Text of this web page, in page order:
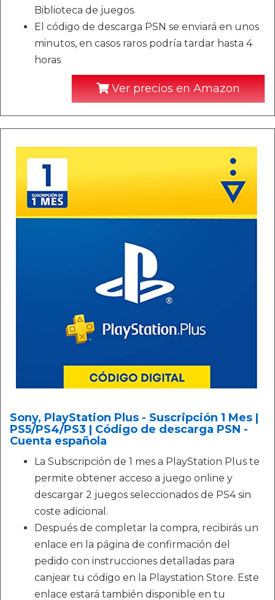
Biblioteca de juegos.
El código de descarga PSN se enviará en unos
minutos, en casos raros podría tardar hasta 4
horas
Ver precios en Amazon
Sony, PlayStation Plus - Suscripción 1 Mes |
PS5/PS4/PS3 | Código de descarga PSN -
Cuenta española
La Subscripción de 1 mes a PlayStation Plus te
permite obtener acceso a juego online y
descargar 2 juegos seleccionados de PS4 sin
coste adicional.
Después de completar la compra, recibirás un
enlace en la página de confirmación del
pedido con instrucciones detalladas para
canjear tu código en la Playstation Store. Este
enlace estará también disponible en tu